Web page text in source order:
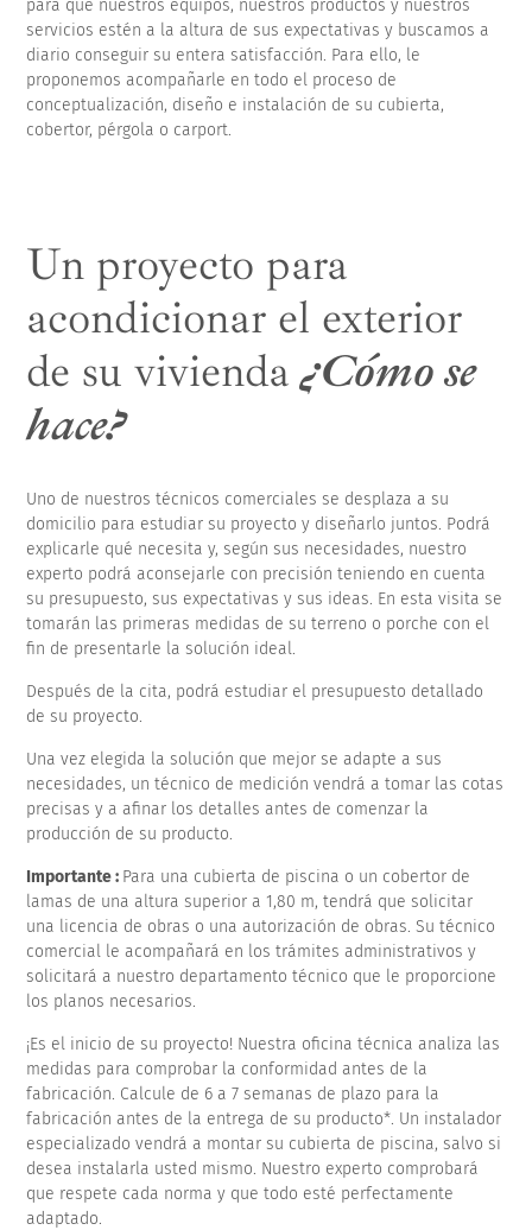
para que nuestros equipos, nuestros productos y nuestros
servicios estén a la altura de sus expectativas y buscamos a
diario conseguir su entera satisfacción. Para ello, le
proponemos acompañarle en todo el proceso de
conceptualización, diseño e instalación de su cubierta,
cobertor, pérgola o carport.
Un proyecto para
acondicionar el exterior
de su vivienda¿Cómo se
hace?
Uno de nuestros técnicos comerciales se desplaza a su
domicilio para estudiar su proyecto y diseñarlo juntos. Podrá
explicarle qué necesita y, según sus necesidades, nuestro
experto podrá aconsejarle con precisión teniendo en cuenta
su presupuesto, sus expectativas y sus ideas. En esta visita se
tomarán las primeras medidas de su terreno o porche con el
fin de presentarle la solución ideal.
Después de la cita, podrá estudiar el presupuesto detallado
de su proyecto.
Una vez elegida la solución que mejor se adapte a sus
necesidades, un técnico de medición vendrá a tomar las cotas
precisas y a afinar los detalles antes de comenzar la
producción de su producto.
Importante : Para una cubierta de piscina o un cobertor de
lamas de una altura superior a 1,80 m, tendrá que solicitar
una licencia de obras o una autorización de obras. Su técnico
comercial le acompañará en los trámites administrativos y
solicitará a nuestro departamento técnico que le proporcione
los planos necesarios.
¡Es el inicio de su proyecto! Nuestra oficina técnica analiza las
medidas para comprobar la conformidad antes de la
fabricación. Calcule de 6 a 7 semanas de plazo para la
fabricación antes de la entrega de su producto*. Un instalador
especializado vendrá a montar su cubierta de piscina, salvo si
desea instalarla usted mismo. Nuestro experto comprobará
que respete cada norma y que todo esté perfectamente
adaptado.